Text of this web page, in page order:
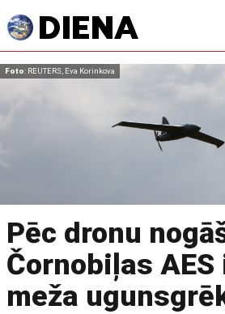
Foto: REUTERS, Eva Korinkova
Pēc dronu
Čornobiļas
meža